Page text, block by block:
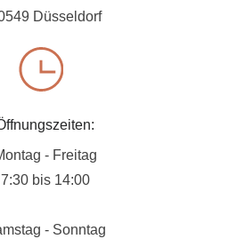
Düsseldorf
- Freitag
7:30 bis 14:00
- Sonntag